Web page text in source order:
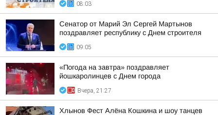
08:03
Сенатор от Марий Эл Сергей Мартынов
поздравляет республику с Днем строителя
09:05
«Погода на завтра» поздравляет
йошкаролинцев с Днем города
Вчера, 21:27
Хлынов Фест Алёна Кошкина и шоу танцев